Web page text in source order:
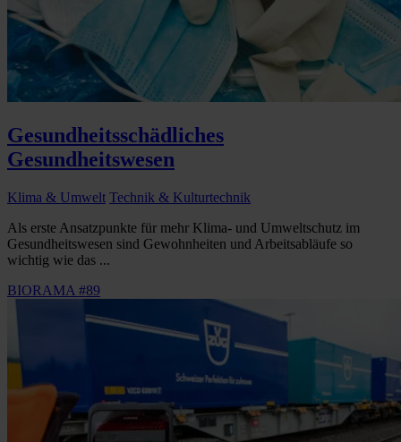
Gesundheitsschädliches
Gesundheitswesen
Klima & Umwelt Technik & Kulturtechnik
Als erste Ansatzpunkte für mehr Klima- und Umweltschutz im
Gesundheitswesen sind Gewohnheiten und Arbeitsabläufe so
wichtig wie das ...
BIORAMA #89